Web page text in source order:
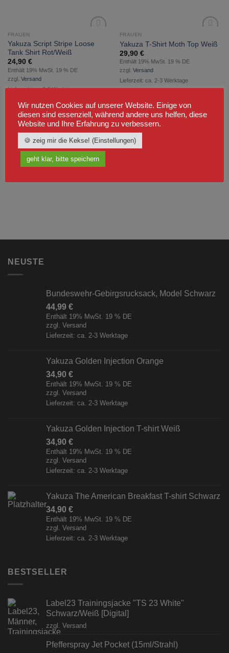
Wunschliste
FRAUEN
Yakuza Script Stripe Loose
Tank Shirt Rot/Weiß
24,90 €
Enthält 19% MwSt. 19 % DE
zzgl. Versand
Lieferzeit: ca. 2-3 Werktage
Wunschliste
FRAUEN
Yakuza T-Shirt Moth Top Weiß
29,90 €
Enthält 19% MwSt. 19 % DE
zzgl. Versand
Lieferzeit: ca. 2-3 Werktage
NEUSTE
Bundeswehr-Gebirgsrucksack, Model Schwarz
44,99 €
Enthält 19% MwSt. 19 % DE
zzgl. Versand
Lieferzeit: ca. 2-3 Werktage
Yakuza Golden Injection Orange
34,90 €
Enthält 19% MwSt. 19 % DE
zzgl. Versand
Lieferzeit: ca. 2-3 Werktage
Yakuza Golden Injection T-shirt Weiß
34,90 €
Enthält 19% MwSt. 19 % DE
zzgl. Versand
Lieferzeit: ca. 2-3 Werktage
Yakuza The American Breakfast T-shirt Schwarz
34,90 €
Enthält 19% MwSt. 19 % DE
zzgl. Versand
Lieferzeit: ca. 2-3 Werktage
BESTSELLER
Label23 Trainingsjacke "TS 23 White"
Schwarz/Weiß [Digital]
zzgl. Versand
Pfefferspray Jet Pocket (15ml/Strahl)
Wir nutzen Cookies auf unserer Website. Einige von
diesen sind essenziell, während andere uns helfen, diese
Website und Ihre Erfahrung zu verbessern.
🍪 zeig mir die Kekse! (Einstellungen)
geht klar, bitte speichern